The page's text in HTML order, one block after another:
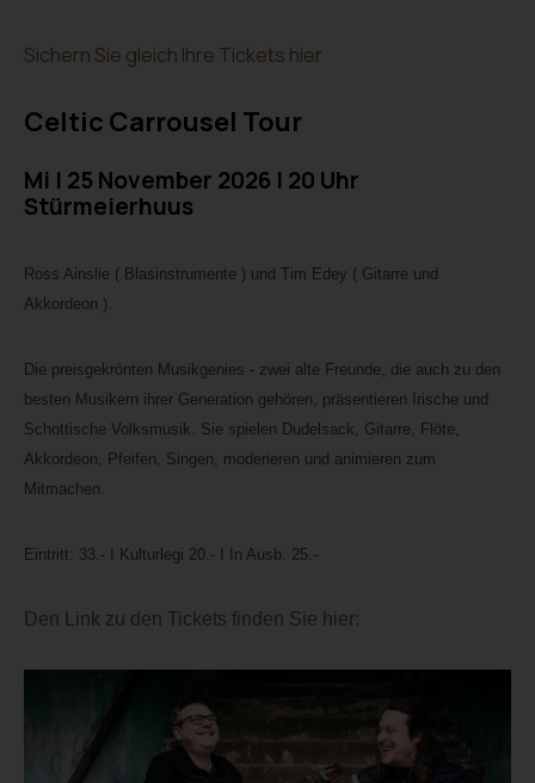
Sichern Sie gleich Ihre Tickets hier
Celtic Carrousel Tour
Mi I 25 November 2026 I 20 Uhr
Stürmeierhuus
Ross Ainslie ( Blasinstrumente ) und Tim Edey ( Gitarre und
Akkordeon ).
Die preisgekrönten Musikgenies - zwei alte Freunde, die auch zu den
besten Musikern ihrer Generation gehören, präsentieren Irische und
Schottische Volksmusik. Sie spielen Dudelsack, Gitarre, Flöte,
Akkordeon, Pfeifen, Singen, moderieren und animieren zum
Mitmachen.
Eintritt: 33.- I Kulturlegi 20.- I In Ausb. 25.-
Den Link zu den Tickets finden Sie hier: